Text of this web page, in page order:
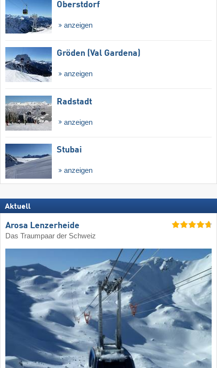
Oberstdorf
anzeigen
Gröden (Val Gardena)
anzeigen
Radstadt
anzeigen
Stubai
anzeigen
Aktuell
Arosa Lenzerheide
Das Traumpaar der Schweiz